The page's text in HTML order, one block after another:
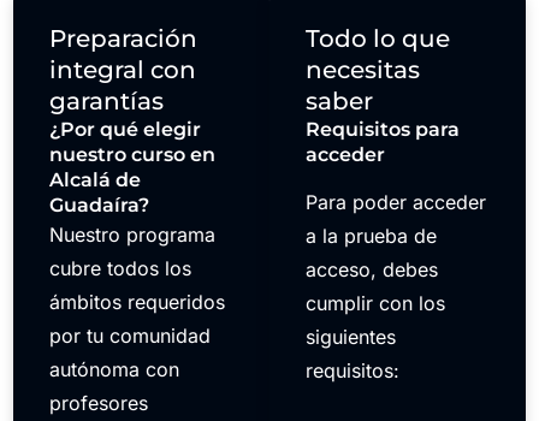
Preparación
integral con
garantías
¿Por qué elegir
nuestro curso en
Alcalá de
Guadaíra?
Nuestro programa
cubre todos los
ámbitos requeridos
por tu comunidad
autónoma con
profesores
Todo lo que
necesitas
saber
Requisitos para
acceder
Para poder acceder
a la prueba de
acceso, debes
cumplir con los
siguientes
requisitos: